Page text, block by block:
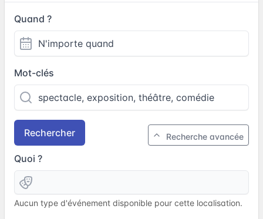
Quand ?
Mot-clés
Rechercher Recherche avancée
Quoi ?
Aucun type d'événement disponible pour cette localisation.